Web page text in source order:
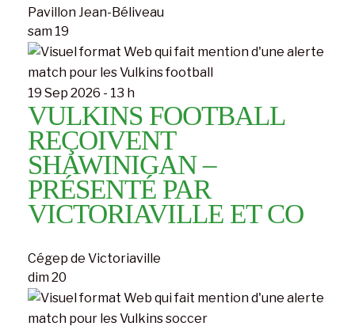
Pavillon Jean-Béliveau
sam 19
19 Sep 2026 - 13 h
VULKINS FOOTBALL
REÇOIVENT
SHAWINIGAN –
PRÉSENTÉ PAR
VICTORIAVILLE ET CO
Cégep de Victoriaville
dim20